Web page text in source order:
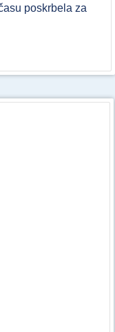
poskrbela za